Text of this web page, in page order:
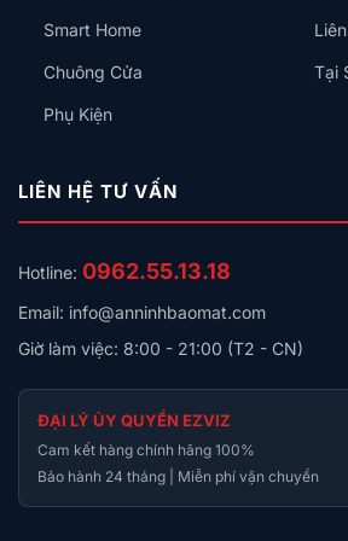
Smart Home
Chuông Cửa
Phụ Kiện
Tại
LIÊN HỆ TƯ VẤN
Hotline: 0962.55.13.18
Email: info@anninhbaomat.com
Giờ làm việc: 8:00 - 21:00 (T2 - CN)
ĐẠI LÝ ỦY QUYỀN EZVIZ
Cam kết hàng chính hãng 100%
Bảo hành 24 tháng | Miễn phí vận chuyển